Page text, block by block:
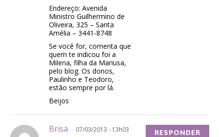
Endereço: Avenida
Ministro Guilhermino de
Oliveira, 325 – Santa
Amélia – 3441-8748
Se você for, comenta que
quem te indicou foi a
Milena, filha da Mariusa,
pelo blog. Os donos,
Paulinho e Teodoro,
estão sempre por lá.
Beijos
Brisa 07/03/2013 - 13h03 RESPONDER